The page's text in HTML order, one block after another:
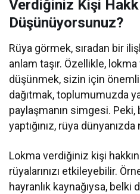
Verdiğiniz Kişi
Düşünüyorsunuz?
Rüya görmek, sıradan bir
anlam taşır. Özellikle,
düşünmek, sizin için
dağıtmak, toplumumuzda
paylaşmanın simgesi. Peki,
yaptığınız, rüya
Lokma verdiğiniz kişi
rüyalarınızı etkileyebilir.
hayranlık kaynağıysa, belki